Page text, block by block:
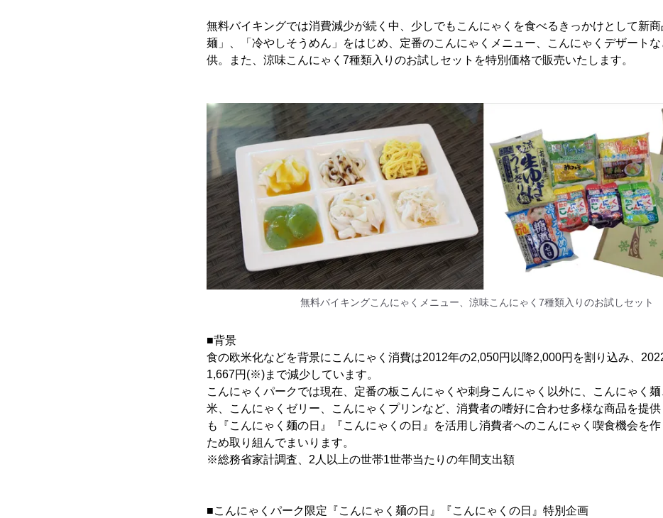
無料バイキングでは消費減少が続く中、少しでもこんにゃくを食べるきっかけとして新
麺」、「冷やしそうめん」をはじめ、定番のこんにゃくメニュー、こんにゃくデザート
供。また、涼味こんにゃく7種類入りのお試しセットを特別価格で販売いたします。
無料バイキングこんにゃくメニュー、涼味こんにゃく7種類入りのお試しセット
■背景
食の欧米化などを背景にこんにゃく消費は2012年の2,050円以降2,000円を割り込み、
1,667円(※)まで減少しています。
こんにゃくパークでは現在、定番の板こんにゃくや刺身こんにゃく以外に、こんにゃく麺
米、こんにゃくゼリー、こんにゃくプリンなど、消費者の嗜好に合わせ多様な商品を提
も『こんにゃく麺の日』『こんにゃくの日』を活用し消費者へのこんにゃく喫食機会を
ため取り組んでまいります。
※総務省家計調査、2人以上の世帯1世帯当たりの年間支出額
■こんにゃくパーク限定『こんにゃく麺の日』『こんにゃくの日』特別企画